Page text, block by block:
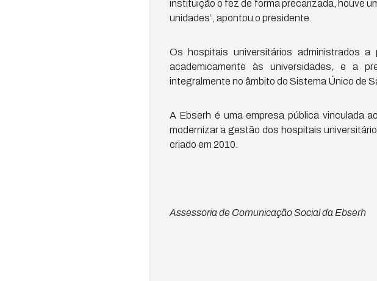
instituição o fez de forma precarizada, houve
unidades”, apontou o presidente.
Os hospitais universitários administrados
academicamente às universidades, e a
integralmente no âmbito do Sistema Único de
A Ebserh é uma empresa pública vinculada
modernizar a gestão dos hospitais
criado em 2010.
Assessoria de Comunicação Social da Ebserh